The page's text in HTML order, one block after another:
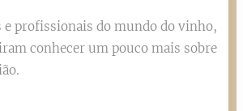
e profissionais do mundo do vinho,
conhecer um pouco mais sobre